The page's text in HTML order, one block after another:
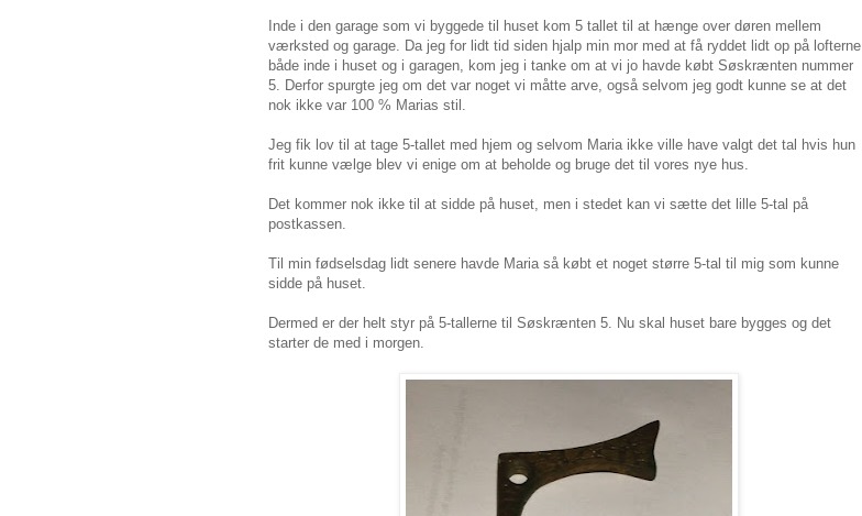
Inde i den garage som vi byggede til huset kom 5 tallet til at hænge over døren mellem
værksted og garage. Da jeg for lidt tid siden hjalp min mor med at få ryddet lidt op på lofterne
både inde i huset og i garagen, kom jeg i tanke om at vi jo havde købt Søskrænten nummer
5. Derfor spurgte jeg om det var noget vi måtte arve, også selvom jeg godt kunne se at det
nok ikke var 100 % Marias stil.
Jeg fik lov til at tage 5-tallet med hjem og selvom Maria ikke ville have valgt det tal hvis hun
frit kunne vælge blev vi enige om at beholde og bruge det til vores nye hus.
Det kommer nok ikke til at sidde på huset, men i stedet kan vi sætte det lille 5-tal på
postkassen.
Til min fødselsdag lidt senere havde Maria så købt et noget større 5-tal til mig som kunne
sidde på huset.
Dermed er der helt styr på 5-tallerne til Søskrænten 5. Nu skal huset bare bygges og det
starter de med i morgen.